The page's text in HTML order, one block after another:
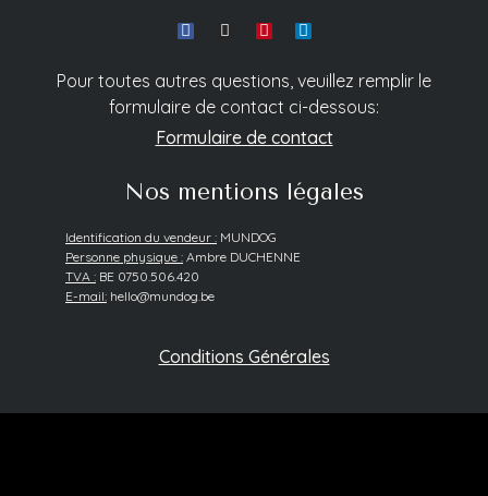
Pour toutes autres questions, veuillez remplir le
formulaire de contact ci-dessous:
Formulaire de contact
Nos mentions légales
Identification du vendeur : MUNDOG
Personne physique : Ambre DUCHENNE
TVA : BE 0750.506.420
E-mail: hello@mundog.be
Conditions Générales